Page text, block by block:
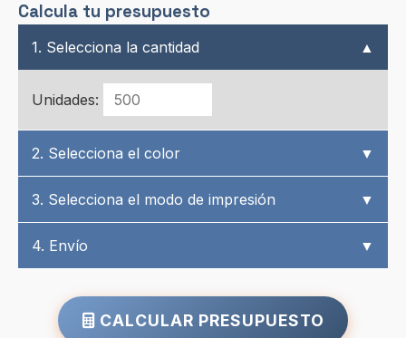
Calcula tu presupuesto
1. Selecciona la cantidad ▲
Unidades:
2. Selecciona el color ▼
3. Selecciona el modo de impresión ▼
4. Envío ▼
CALCULAR PRESUPUESTO